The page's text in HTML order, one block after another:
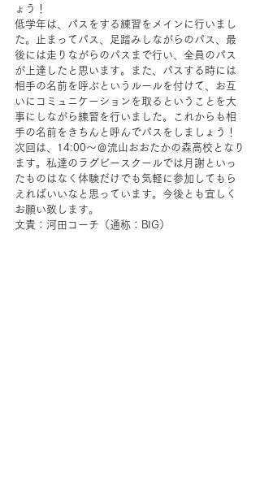
ょう！
低学年は、パスをする練習をメインに行いまし
た。止まってパス、足踏みしながらのパス、最
後には走りながらのパスまで行い、全員のパス
が上達したと思います。また、パスする時には
相手の名前を呼ぶというルールを付けて、お互
いにコミュニケーションを取るということを大
事にしながら練習を行いました。これからも相
手の名前をきちんと呼んでパスをしましょう！
次回は、14:00～＠流山おおたかの森高校となり
ます。私達のラグビースクールでは月謝といっ
たものはなく体験だけでも気軽に参加してもら
えればいいなと思っています。今後とも宜しく
お願い致します。
文責：河田コーチ（通称：BIG）